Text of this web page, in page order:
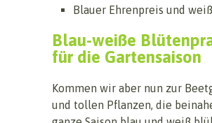
Blauer Ehrenpreis und
Blau-weiße
für die Gartensaison
Kommen wir aber nun zur
und tollen Pflanzen, die